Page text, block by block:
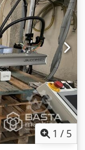
1 / 5